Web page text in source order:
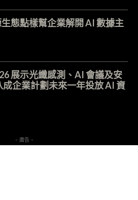
態點樣幫企業解開 AI 數據主
展示光纖感測、AI 會議及安
企業計劃未來一年投放 AI 資
- 廣告 -